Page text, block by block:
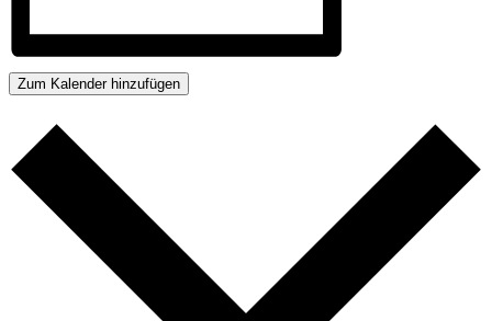
Zum Kalender hinzufügen